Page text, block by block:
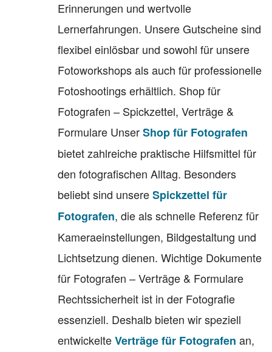
Erinnerungen und wertvolle
Lernerfahrungen. Unsere Gutscheine sind
flexibel einlösbar und sowohl für unsere
Fotoworkshops als auch für professionelle
Fotoshootings erhältlich. Shop für
Fotografen – Spickzettel, Verträge &
Formulare UnserShop für Fotografen
bietet zahlreiche praktische Hilfsmittel für
den fotografischen Alltag. Besonders
beliebt sind unsereSpickzettel für
Fotografen, die als schnelle Referenz für
Kameraeinstellungen, Bildgestaltung und
Lichtsetzung dienen. Wichtige Dokumente
für Fotografen – Verträge & Formulare
Rechtssicherheit ist in der Fotografie
essenziell. Deshalb bieten wir speziell
entwickelteVerträge für Fotografen an,